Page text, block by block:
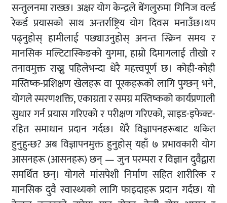
सन्तुलनमा राख्छ। अक्षर योग केन्द्रले बेंगलुरुमा गिनिज वर्ल्ड
रेकर्ड प्रयासको साथ अन्तर्राष्ट्रिय योग दिवस मनाउँछ।थप
पढ्नुहोस् हामीलाई पछ्याउनुहोस् अनन्त स्क्रिन समय र
मानसिक मल्टिटास्किङको युगमा, हाम्रो दिमागलाई तीखो र
तनावमुक्त राख्नु पहिलेभन्दा धेरै महत्त्वपूर्ण छ। कोही-कोही
मस्तिष्क-प्रशिक्षण खेलहरू वा पूरकहरूको लागि पुग्छन् भने,
योगले स्मरणशक्ति, एकाग्रता र समग्र मस्तिष्कको कार्यप्रणाली
सुधार गर्न प्रयास गरिएको र परीक्षण गरिएको, साइड-इफेक्ट-
रहित समाधान प्रदान गर्दछ। धेरै विज्ञापनहरूबाट थकित
हुनुहुन्छ? अब विज्ञापनमुक्त हुनुहोस् यहाँ ७ प्रभावकारी योग
आसनहरू (आसनहरू) छन् — जुन परम्परा र विज्ञान दुवैद्वारा
समर्थित छन्। योगले मांसपेशी निर्माण सहित शारीरिक र
मानसिक दुवै स्वास्थ्यको लागि फाइदाहरू प्रदान गर्दछ। यो